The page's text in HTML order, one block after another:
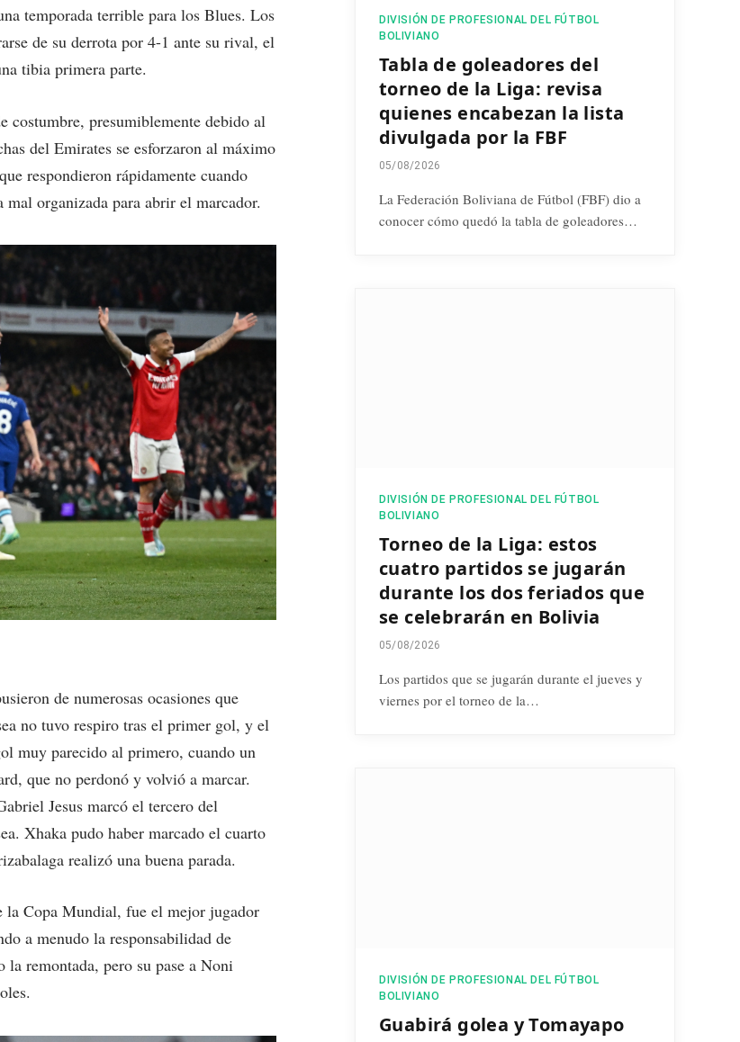
temporada terrible para los Blues. Los
de su derrota por 4-1 ante su rival, el
tibia primera parte.
costumbre, presumiblemente debido al
del Emirates se esforzaron al máximo
respondieron rápidamente cuando
mal organizada para abrir el marcador.
de numerosas ocasiones que
no tuvo respiro tras el primer gol, y el
muy parecido al primero, cuando un
que no perdonó y volvió a marcar.
Jesus marcó el tercero del
Xhaka pudo haber marcado el cuarto
realizó una buena parada.
la Copa Mundial, fue el mejor jugador
a menudo la responsabilidad de
remontada, pero su pase a Noni
DIVISIÓN DE PROFESIONAL DEL FÚTBOL
BOLIVIANO
Tabla de goleadores del
torneo de la Liga: revisa
quienes encabezan la lista
divulgada por la FBF
05/08/2026
La Federación Boliviana de Fútbol (FBF) dio a
conocer cómo quedó la tabla de goleadores…
DIVISIÓN DE PROFESIONAL DEL FÚTBOL
BOLIVIANO
Torneo de la Liga: estos
cuatro partidos se jugarán
durante los dos feriados que
se celebrarán en Bolivia
05/08/2026
Los partidos que se jugarán durante el jueves y
viernes por el torneo de la…
DIVISIÓN DE PROFESIONAL DEL FÚTBOL
BOLIVIANO
Guabirá golea y Tomayapo